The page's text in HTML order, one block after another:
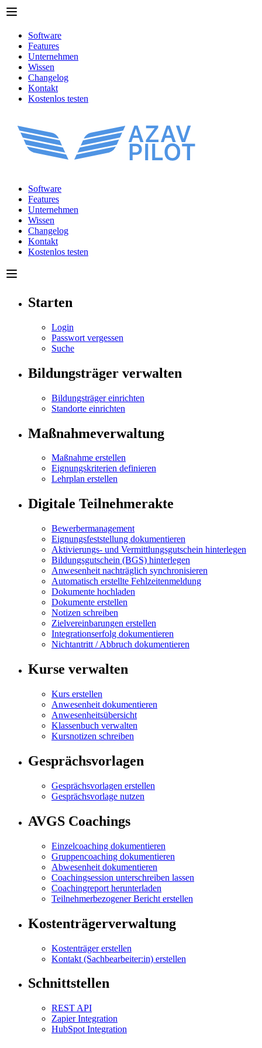
Software
Features
Unternehmen
Wissen
Changelog
Kontakt
Kostenlos testen
Software
Features
Unternehmen
Wissen
Changelog
Kontakt
Kostenlos testen
Starten
Login
Passwort vergessen
Suche
Bildungsträger verwalten
Bildungsträger einrichten
Standorte einrichten
Maßnahmeverwaltung
Maßnahme erstellen
Eignungskriterien definieren
Lehrplan erstellen
Digitale Teilnehmerakte
Bewerbermanagement
Eignungsfeststellung dokumentieren
Aktivierungs- und Vermittlungsgutschein hinterlegen
Bildungsgutschein (BGS) hinterlegen
Anwesenheit nachträglich synchronisieren
Automatisch erstellte Fehlzeitenmeldung
Dokumente hochladen
Dokumente erstellen
Notizen schreiben
Zielvereinbarungen erstellen
Integrationserfolg dokumentieren
Nichtantritt / Abbruch dokumentieren
Kurse verwalten
Kurs erstellen
Anwesenheit dokumentieren
Anwesenheitsübersicht
Klassenbuch verwalten
Kursnotizen schreiben
Gesprächsvorlagen
Gesprächsvorlagen erstellen
Gesprächsvorlage nutzen
AVGS Coachings
Einzelcoaching dokumentieren
Gruppencoaching dokumentieren
Abwesenheit dokumentieren
Coachingsession unterschreiben lassen
Coachingreport herunterladen
Teilnehmerbezogener Bericht erstellen
Kostenträgerverwaltung
Kostenträger erstellen
Kontakt (Sachbearbeiter:in) erstellen
Schnittstellen
REST API
Zapier Integration
HubSpot Integration